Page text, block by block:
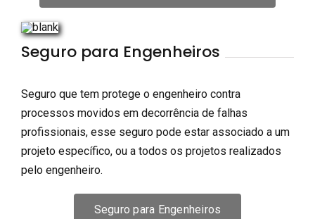
Seguro para Engenheiros
Seguro que tem protege o engenheiro contra
processos movidos em decorrência de falhas
profissionais, esse seguro pode estar associado a um
projeto específico, ou a todos os projetos realizados
pelo engenheiro.
Seguro para Engenheiros